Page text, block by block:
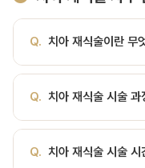
Q. 치아 재식술이란 무
란?외상으로 치아가 빠졌
변이 있을 때 치아를 의도
리에 심어주는 고난도 보
Q. 치아 재식술 시술
서는 정밀 검사 → 치료
Q. 치아 재식술 시술